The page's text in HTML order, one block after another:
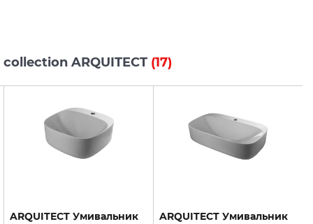
ARQUITECT (17)
ARQUITECT Умивальник
ARQUITECT Умивальник